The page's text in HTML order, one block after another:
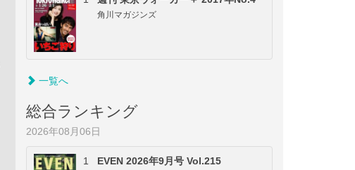
角川マガジンズ
一覧へ
総合ランキング
2026年08月06日
1 EVEN 2026年9月号 Vol.215